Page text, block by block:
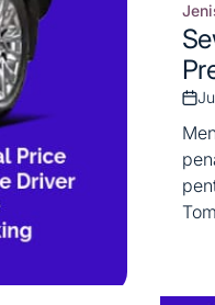
in
Post
Date